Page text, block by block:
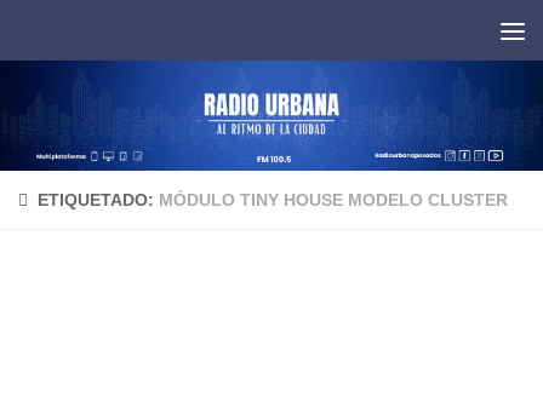
ETIQUETADO: MÓDULO TINY HOUSE MODELO CLUSTER